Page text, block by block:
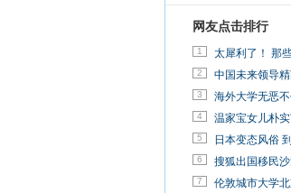
网友点击排行
1 太犀利了！ 那
2 中国未来领导
3 海外大学无恶
4 温家宝女儿朴
5 日本变态风俗
6 搜狐出国移民
7 伦敦城市大学